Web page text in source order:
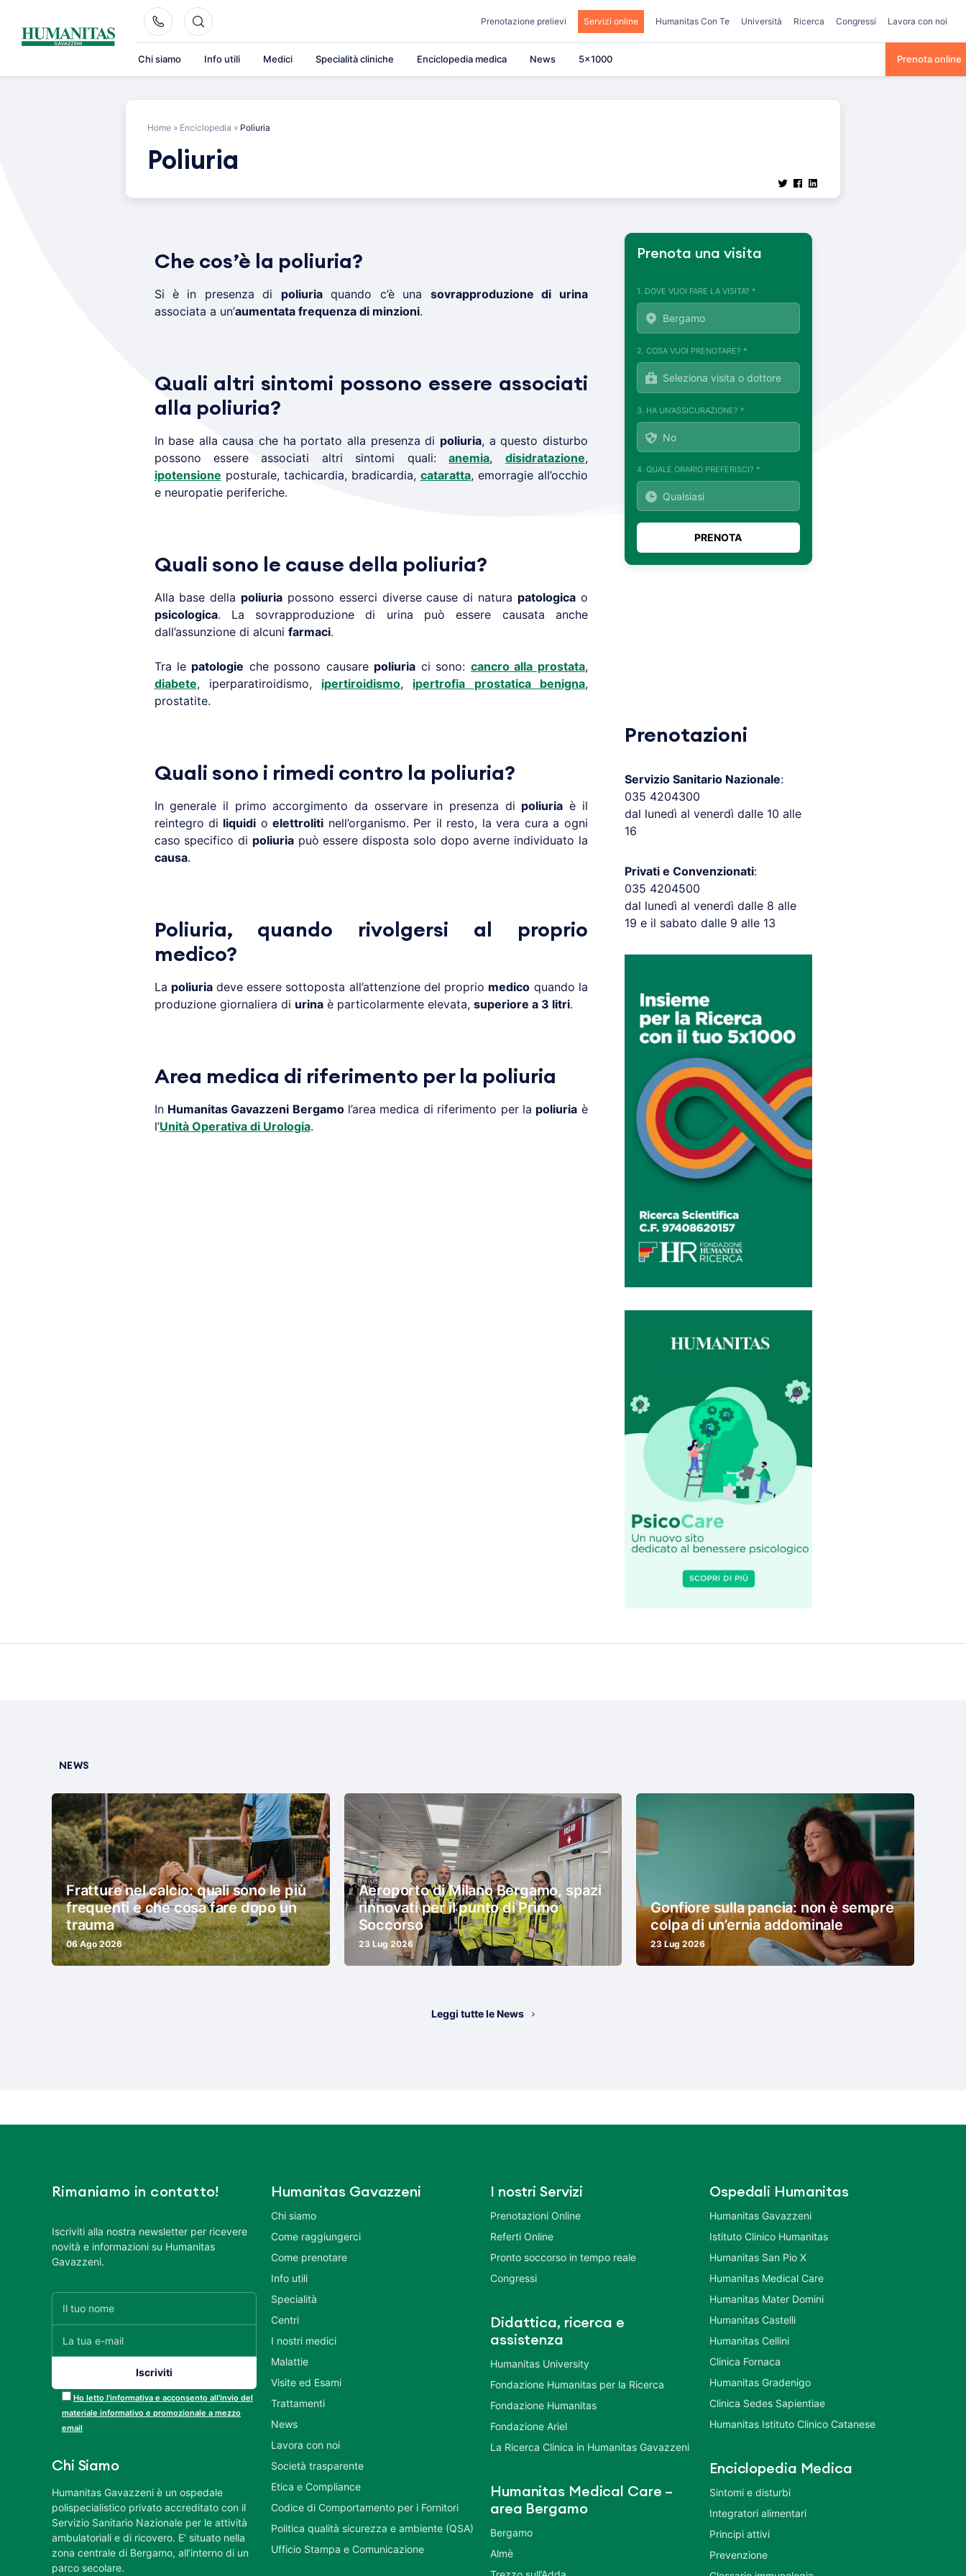
content
Prenotazione prelievi Servizi online Humanitas Con Te Università Ricerca Congressi Lavora con noi
Chi siamo Info utili Medici Specialità cliniche Enciclopedia medica News 5×1000 Prenota online
Home » Enciclopedia » Poliuria
Poliuria
Che cos’è la poliuria?
Si è in presenza di poliuriaquando c’è una sovrapproduzione di urina
associata a un’aumentata frequenza di minzioni.
Quali altri sintomi possono essere associati
alla poliuria?
In base alla causa che ha portato alla presenza di poliuria, a questo disturbo
possono essere associati altri sintomi quali:anemia, disidratazione,
ipotensione posturale, tachicardia, bradicardia, cataratta, emorragie all’occhio
e neuropatie periferiche.
Quali sono le cause della poliuria?
Alla base della poliuria possono esserci diverse cause di natura patologicao
psicologica. La sovrapproduzione di urina può essere causata anche
dall’assunzione di alcuni farmaci.
Tra le patologie che possono causare poliuria ci sono: cancro alla prostata,
diabete, iperparatiroidismo, ipertiroidismo, ipertrofia prostatica benigna,
prostatite.
Quali sono i rimedi contro la poliuria?
In generale il primo accorgimento da osservare in presenza di poliuria è il
reintegro di liquidi oelettroliti nell’organismo. Per il resto, la vera cura a ogni
caso specifico di poliuriapuò essere disposta solo dopo averne individuato la
causa.
Poliuria, quando rivolgersi al proprio
medico?
La poliuriadeve essere sottoposta all’attenzione del proprio medico quando la
produzione giornaliera di urinaè particolarmente elevata, superiore a 3 litri.
Area medica di riferimento per la poliuria
In Humanitas Gavazzeni Bergamol’area medica di riferimento per la poliuria è
l’Unità Operativa di Urologia.
Prenota una visita
1. DOVE VUOI FARE LA VISITA? *
2. COSA VUOI PRENOTARE? *
3. HA UN'ASSICURAZIONE? *
4. QUALE ORARIO PREFERISCI? *
Prenotazioni
Servizio Sanitario Nazionale:
035 4204300
dal lunedì al venerdì dalle 10 alle
16
Privati e Convenzionati:
035 4204500
dal lunedì al venerdì dalle 8 alle
19 e il sabato dalle 9 alle 13
NEWS
Fratture nel calcio: quali sono le più
frequenti e che cosa fare dopo un
trauma
06 Ago 2026
Aeroporto di Milano Bergamo, spazi
rinnovati per il punto di Primo
Soccorso
23 Lug 2026
Gonfiore sulla pancia: non è sempre
colpa di un’ernia addominale
23 Lug 2026
Leggi tutte le News
Rimaniamo in contatto!
Iscriviti alla nostra newsletter per ricevere
novità e informazioni su Humanitas
Gavazzeni.
Ho letto l’informativa e acconsento all’invio del
materiale informativo e promozionale a mezzo
email
Chi Siamo
Humanitas Gavazzeni è un ospedale
polispecialistico privato accreditato con il
Servizio Sanitario Nazionale per le attività
ambulatoriali e di ricovero. E’ situato nella
zona centrale di Bergamo, all’interno di un
parco secolare.
Humanitas Gavazzeni
Chi siamo
Come raggiungerci
Come prenotare
Info utili
Specialità
Centri
I nostri medici
Malattie
Visite ed Esami
Trattamenti
News
Lavora con noi
Società trasparente
Etica e Compliance
Codice di Comportamento per i Fornitori
Politica qualità sicurezza e ambiente (QSA)
Ufficio Stampa e Comunicazione
I nostri Servizi
Prenotazioni Online
Referti Online
Pronto soccorso in tempo reale
Congressi
Didattica, ricerca e
assistenza
Humanitas University
Fondazione Humanitas per la Ricerca
Fondazione Humanitas
Fondazione Ariel
La Ricerca Clinica in Humanitas Gavazzeni
Humanitas Medical Care –
area Bergamo
Bergamo
Almè
Ospedali Humanitas
Humanitas Gavazzeni
Istituto Clinico Humanitas
Humanitas San Pio X
Humanitas Medical Care
Humanitas Mater Domini
Humanitas Castelli
Humanitas Cellini
Clinica Fornaca
Humanitas Gradenigo
Clinica Sedes Sapientiae
Humanitas Istituto Clinico Catanese
Enciclopedia Medica
Sintomi e disturbi
Integratori alimentari
Principi attivi
Prevenzione